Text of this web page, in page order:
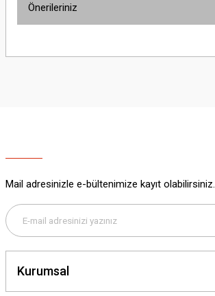
Önerileriniz
Bu ürüne benzer farklı alternatifler olmalı.
Mail adresinizle e-bültenimize kayıt olabilirsiniz.
Kurumsal